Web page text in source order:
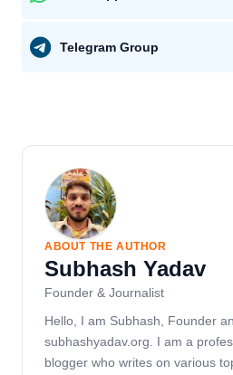
Telegram Group
ABOUT THE AUTHOR
Subhash Yadav
Founder & Journalist
Hello, I am Subhash, Founder
subhashyadav.org. I am a
blogger who writes on various